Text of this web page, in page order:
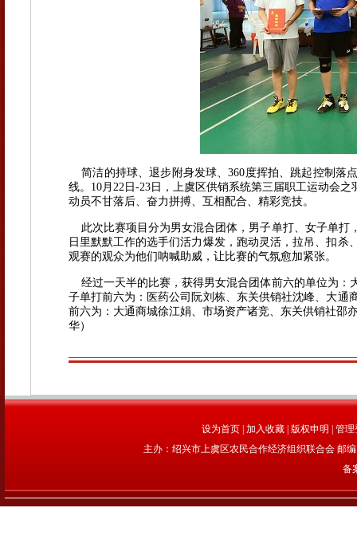
简洁的持球、退步附身发球、360度挥拍、跳起控制落
线。10月22日-23日，上虞区供销系统第三届职工运动会
动员不甘落后、奋力拼搏、互相配合、精彩竞技。
此次比赛项目分为男女混合团体，男子单打、女子单打
日里默默工作的选手们活力爆发，跑动灵活，拉吊、扣
观赛的观众为他们呐喊助威，让比赛的气氛愈加紧张。
经过一天半的比赛，获得男女混合团体前六的单位为：
子单打前六为：医药公司阮刘栋、东关供销社沈峰、大
前六为：大通商城徐江娟、市场资产诸竞、东关供销社邵
华）
设为首页 加入收藏 版权申明
管理
主办：绍兴市上虞区农民合作经济组织联合会 邮
备